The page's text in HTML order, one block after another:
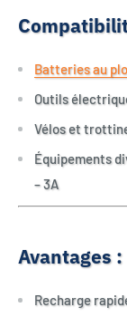
Batteries au
Outils
Vélos et
Équipements
– 3A
Avantages :
Recharge